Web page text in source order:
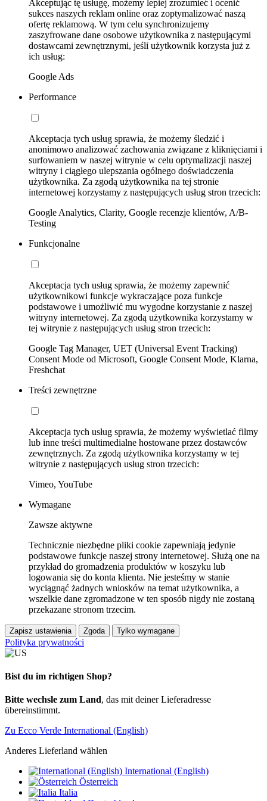
Akceptując tę usługę, możemy lepiej zrozumieć i ocenić
sukces naszych reklam online oraz zoptymalizować naszą
ofertę reklamową. W tym celu synchronizujemy
zaszyfrowane dane osobowe użytkownika z następującymi
dostawcami zewnętrznymi, jeśli użytkownik korzysta już z
ich usług:
Google Ads
Performance
Akceptacja tych usług sprawia, że możemy śledzić i
anonimowo analizować zachowania związane z kliknięciami i
surfowaniem w naszej witrynie w celu optymalizacji naszej
witryny i ciągłego ulepszania ogólnego doświadczenia
użytkownika. Za zgodą użytkownika na tej stronie
internetowej korzystamy z następujących usług stron trzecich:
Google Analytics, Clarity, Google recenzje klientów, A/B-
Testing
Funkcjonalne
Akceptacja tych usług sprawia, że możemy zapewnić
użytkownikowi funkcje wykraczające poza funkcje
podstawowe i umożliwić mu wygodne korzystanie z naszej
witryny internetowej. Za zgodą użytkownika korzystamy w
tej witrynie z następujących usług stron trzecich:
Google Tag Manager, UET (Universal Event Tracking)
Consent Mode od Microsoft, Google Consent Mode, Klarna,
Freshchat
Treści zewnętrzne
Akceptacja tych usług sprawia, że możemy wyświetlać filmy
lub inne treści multimedialne hostowane przez dostawców
zewnętrznych. Za zgodą użytkownika korzystamy w tej
witrynie z następujących usług stron trzecich:
Vimeo, YouTube
Wymagane
Zawsze aktywne
Technicznie niezbędne pliki cookie zapewniają jedynie
podstawowe funkcje naszej strony internetowej. Służą one na
przykład do gromadzenia produktów w koszyku lub
logowania się do konta klienta. Nie jesteśmy w stanie
wyciągnąć żadnych wniosków na temat użytkownika, a
wszelkie dane zgromadzone w ten sposób nigdy nie zostaną
przekazane stronom trzecim.
Zapisz ustawienia Zgoda Tylko wymagane
Polityka prywatności
Bist du im richtigen Shop?
Bitte wechsle zum Land, das mit deiner Lieferadresse
übereinstimmt.
Zu Ecco Verde International (English)
Anderes Lieferland wählen
International (English)
Österreich
Italia